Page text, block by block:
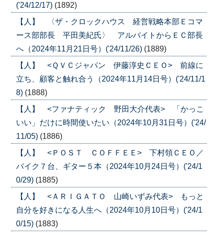
('24/12/17) (1892)
【人】 〈ザ・クロックハウス 経営戦略本部Ｅコマ
ース部部長 平田美紀氏〉 アルバイトからＥＣ部長
へ（2024年11月21日号）('24/11/26) (1889)
【人】 <ＱＶＣジャパン 伊藤淳史ＣＥＯ> 前線に
立ち、顧客と触れ合う（2024年11月14日号）('24/11/1
8) (1888)
【人】 <ファナティック 野田大介代表> 「かっこ
いい」だけに時間使いたい（2024年10月31日号）('24/
11/05) (1886)
【人】 <ＰＯＳＴ ＣＯＦＦＥＥ> 下村領ＣＥＯ／
バイク７台、ギター５本（2024年10月24日号）('24/1
0/29) (1885)
【人】 <ＡＲＩＧＡＴＯ 山崎いずみ代表> もっと
自分を好きになる人生へ（2024年10月10日号）('24/1
0/15) (1883)